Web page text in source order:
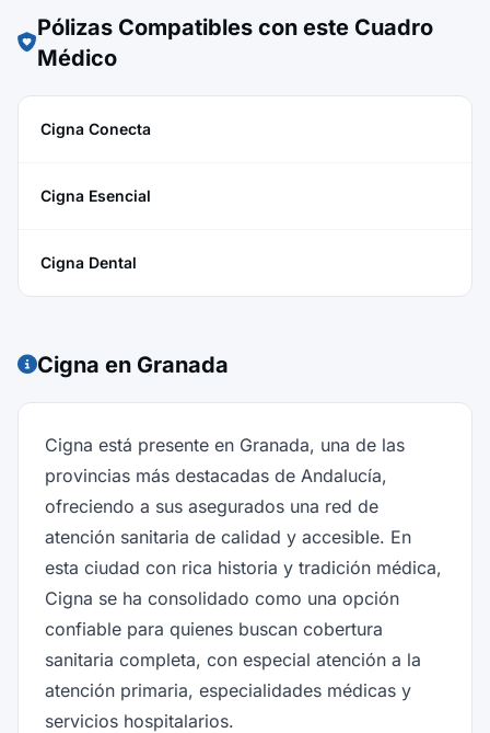
Pólizas Compatibles con este Cuadro
Médico
Cigna Conecta
Cigna Esencial
Cigna Dental
Cigna en Granada
Cigna está presente en Granada, una de las
provincias más destacadas de Andalucía,
ofreciendo a sus asegurados una red de
atención sanitaria de calidad y accesible. En
esta ciudad con rica historia y tradición médica,
Cigna se ha consolidado como una opción
confiable para quienes buscan cobertura
sanitaria completa, con especial atención a la
atención primaria, especialidades médicas y
servicios hospitalarios.